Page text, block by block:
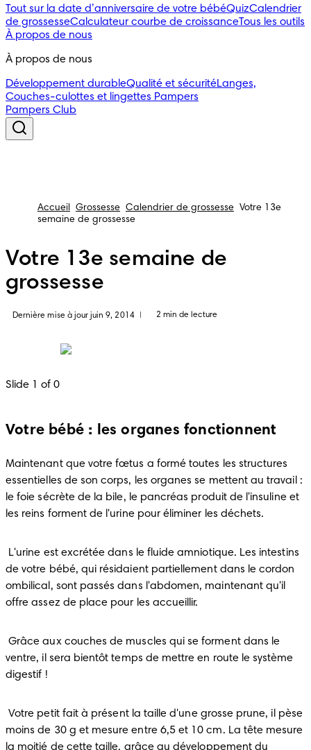
Tout sur la date d’anniversaire de votre bébéQuizCalendrier
de grossesseCalculateur courbe de croissanceTous les outils
À propos de nous
À propos de nous
Développement durableQualité et sécuritéLanges,
Couches-culottes et lingettes Pampers
Pampers Club
Accueil Grossesse Calendrier de grossesse
Votre 13e
semaine de grossesse
Votre 13e semaine de
grossesse
Dernière mise à jour juin 9, 2014 2 min de lecture
Slide 1 of 0
Votre bébé : les organes fonctionnent
Maintenant que votre fœtus a formé toutes les structures
essentielles de son corps, les organes se mettent au travail :
le foie sécrète de la bile, le pancréas produit de l'insuline et
les reins forment de l'urine pour éliminer les déchets.
de votre bébé, qui résidaient partiellement dans le cordon
ombilical, sont passés dans l'abdomen, maintenant qu'il
offre assez de place pour les accueillir.
Grâce aux couches de muscles qui se forment dans le
ventre, il sera bientôt temps de mettre en route le système
digestif !
Votre petit fait à présent la taille d'une grosse prune, il pèse
moins de 30 g et mesure entre 6,5 et 10 cm. La tête mesure
la moitié de cette taille, grâce au développement du